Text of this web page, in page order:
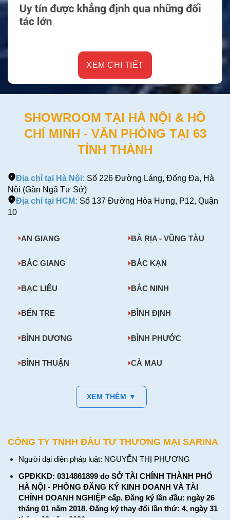
XEM CHI TIẾT
SHOWROOM TẠI HÀ NỘI & HỒ
CHÍ MINH - VĂN PHÒNG TẠI 63
TỈNH THÀNH
Địa chỉ tại Hà Nội: Số 226 Đường Láng, Đống Đa, Hà
Nội (Gần Ngã Tư Sở)
Địa chỉ tại HCM: Số 137 Đường Hòa Hưng, P12, Quận
10
AN GIANG BÀ RỊA - VŨNG TÀU
BẮC GIANG BẮC KẠN
BẠC LIÊU BẮC NINH
BẾN TRE BÌNH ĐỊNH
BÌNH DƯƠNG BÌNH PHƯỚC
BÌNH THUẬN CÀ MAU
XEM THÊM ▼
CÔNG TY TNHH ĐẦU TƯ THƯƠNG MẠI SARINA
Người đại diện pháp luật: NGUYỄN THỊ PHƯƠNG
GPĐKKD: 0314861899 do SỞ TÀI CHÍNH THÀNH PHỐ
HÀ NỘI - PHÒNG ĐĂNG KÝ KINH DOANH VÀ TÀI
CHÍNH DOANH NGHIỆP cấp. Đăng ký lần đầu: ngày 26
tháng 01 năm 2018. Đăng ký thay đổi lần thứ: 4, ngày 31